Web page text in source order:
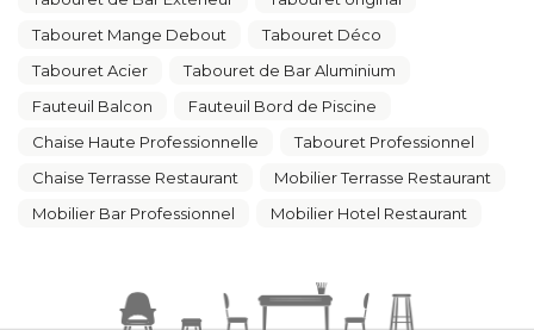
Tabouret Mange Debout
Tabouret Déco
Tabouret Acier
Tabouret de Bar Aluminium
Fauteuil Balcon
Fauteuil Bord de Piscine
Chaise Haute Professionnelle
Tabouret Professionnel
Chaise Terrasse Restaurant
Mobilier Terrasse Restaurant
Mobilier Bar Professionnel
Mobilier Hotel Restaurant